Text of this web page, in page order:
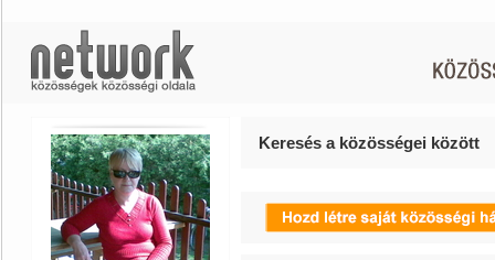
Keresés a közösségei között